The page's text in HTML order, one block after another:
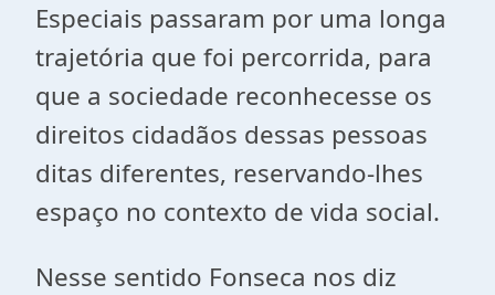
Especiais passaram por uma longa
trajetória que foi percorrida, para
que a sociedade reconhecesse os
direitos cidadãos dessas pessoas
ditas diferentes, reservando-lhes
espaço no contexto de vida social.
Nesse sentido Fonseca nos diz